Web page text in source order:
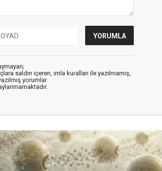
saldırı içeren, imla kuralları ile yazılmamış,
yorumlar